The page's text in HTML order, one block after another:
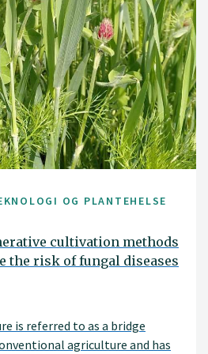
OG PLANTEHELSE
cultivation methods
the risk of fungal diseases
is referred to as a bridge
agriculture and has